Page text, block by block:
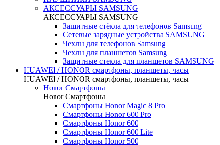
АКСЕССУАРЫ SAMSUNG
АКСЕССУАРЫ SAMSUNG
Защитные стёкла для телефонов Samsung
Сетевые зарядные устройства SAMSUNG
Чехлы для телефонов Samsung
Чехлы для планшетов Samsung
Защитные стекла для планшетов SAMSUNG
HUAWEI / HONOR cмартфоны, планшеты, часы
HUAWEI / HONOR cмартфоны, планшеты, часы
Honor Смартфоны
Honor Смартфоны
Смартфоны Honor Magic 8 Pro
Смартфоны Honor 600 Pro
Смартфоны Honor 600
Смартфоны Honor 600 Lite
Смартфоны Honor 500